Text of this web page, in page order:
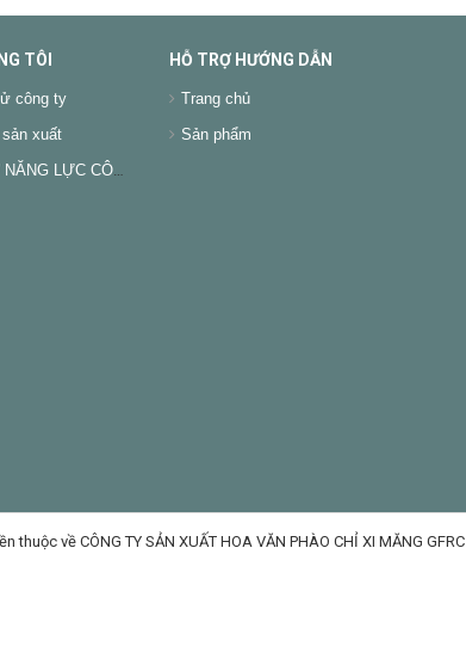
TÔI
công ty
xuất
LỰC CÔNG TY
HỖ TRỢ HƯỚNG DẪN
Trang chủ
Sản phẩm
thuộc về CÔNG TY SẢN XUẤT HOA VĂN PHÀO CHỈ XI MĂNG GFRC